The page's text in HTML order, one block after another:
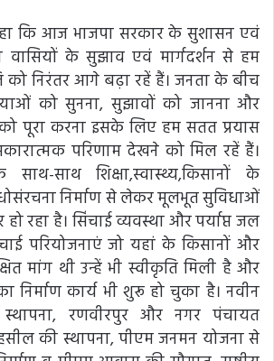
कि आज भाजपा सरकार के सुशासन एवं
वासियों के सुझाव एवं मार्गदर्शन से हम
को निरंतर आगे बढ़ा रहें हैं। जनता के बीच
को सुनना, सुझावों को जानना और
पूरा करना इसके लिए हम सतत प्रयास
परिणाम देखने को मिल रहें हैं।
साथ शिक्षा,स्वास्थ्य,किसानों के
निर्माण से लेकर मूलभूत सुविधाओं
रहा है। सिंचाई व्यवस्था और पर्याप्त जल
परियोजनाएं जो यहां के किसानों और
मांग थी उन्हें भी स्वीकृति मिली है और
निर्माण कार्य भी शुरू हो चुका है। नवीन
स्थापना, रणवीरपुर और नगर पंचायत
की स्थापना, पीएम जनमन योजना से